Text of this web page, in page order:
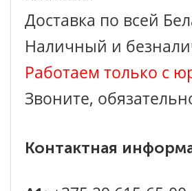
Доставка по всей
Наличный и
Работаем только с
Звоните,
Контактная